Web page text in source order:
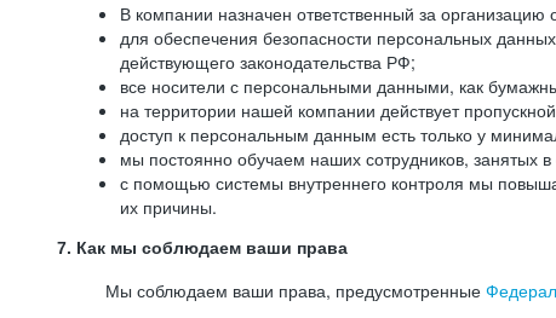
В компании назначен ответственный за
для обеспечения безопасности персональных
действующего законодательства РФ;
все носители с персональными данными, как
на территории нашей компании действует
доступ к персональным данным есть только у
мы постоянно обучаем наших сотрудников, занятых
с помощью системы внутреннего контроля мы
их причины.
7. Как мы соблюдаем ваши права
Мы соблюдаем ваши права, предусмотренные